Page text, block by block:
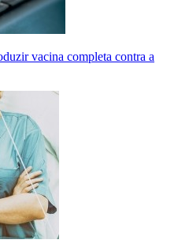
vacina completa contra a